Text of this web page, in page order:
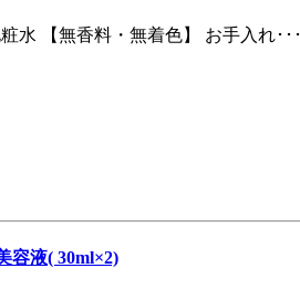
水 【無香料・無着色】 お手入れ･･･
容液( 30ml×2)